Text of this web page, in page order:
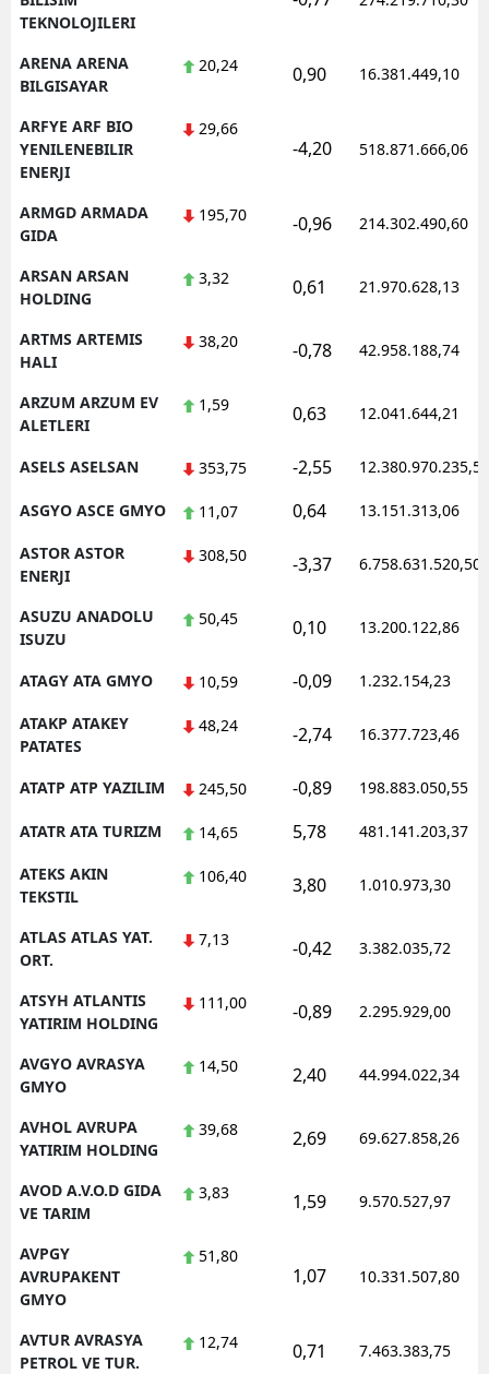
TEKNOLOJILERI
ARENA ARENA
BILGISAYAR
20,24 0,90 16.381.449,10
ARFYE ARF BIO
YENILENEBILIR
ENERJI
29,66
-4,20 518.871.666,06
ARMGD ARMADA
GIDA
195,70 -0,96 214.302.490,60
ARSAN ARSAN
HOLDING
3,32 0,61 21.970.628,13
ARTMS ARTEMIS
HALI
38,20 -0,78 42.958.188,74
ARZUM ARZUM EV
ALETLERI
1,59 0,63 12.041.644,21
ASELS ASELSAN 353,75 -2,55 12.380.970.235,50
ASGYO ASCE GMYO 11,07 0,64 13.151.313,06
ASTOR ASTOR
ENERJI
308,50 -3,37 6.758.631.520,50
ASUZU ANADOLU
ISUZU
50,45 0,10 13.200.122,86
ATAGY ATA GMYO 10,59 -0,09 1.232.154,23
ATAKP ATAKEY
PATATES
48,24 -2,74 16.377.723,46
ATATP ATP YAZILIM 245,50 -0,89 198.883.050,55
ATATR ATA TURIZM 14,65 5,78 481.141.203,37
ATEKS AKIN
TEKSTIL
106,40 3,80 1.010.973,30
ATLAS ATLAS YAT.
ORT.
7,13 -0,42 3.382.035,72
ATSYH ATLANTIS
YATIRIM HOLDING
111,00 -0,89 2.295.929,00
AVGYO AVRASYA
GMYO
14,50 2,40 44.994.022,34
AVHOL AVRUPA
YATIRIM HOLDING
39,68 2,69 69.627.858,26
AVOD A.V.O.D GIDA
VE TARIM
3,83 1,59 9.570.527,97
AVPGY
AVRUPAKENT
GMYO
51,80
1,07 10.331.507,80
AVTUR AVRASYA
PETROL VE TUR.
12,74 0,71 7.463.383,75